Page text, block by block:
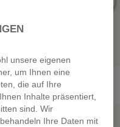
Sweater
€ 45,00
unsere eigenen
um Ihnen eine
die auf Ihre
Inhalte präsentiert,
sind. Wir
Ihre Daten mit